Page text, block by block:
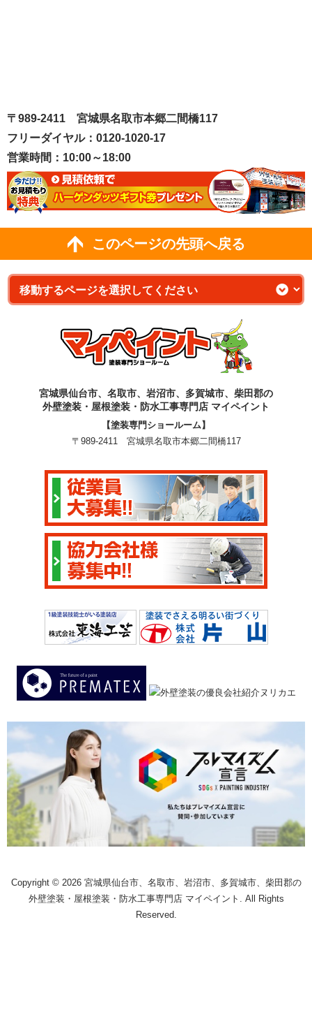
〒989-2411 宮城県名取市本郷二間橋117
フリーダイヤル：0120-1020-17
営業時間：10:00～18:00
このページの先頭へ戻る
宮城県仙台市、名取市、岩沼市、多賀城市、柴田郡の
外壁塗装・屋根塗装・防水工事専門店 マイペイント
【塗装専門ショールーム】
〒989-2411 宮城県名取市本郷二間橋117
Copyright © 2026 宮城県仙台市、名取市、岩沼市、多賀城市、柴田郡の
外壁塗装・屋根塗装・防水工事専門店 マイペイント. All Rights
Reserved.